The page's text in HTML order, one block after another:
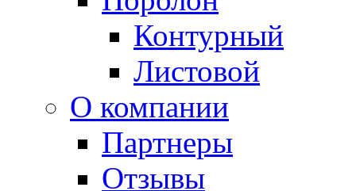
Контурный
Листовой
О компании
Партнеры
Отзывы